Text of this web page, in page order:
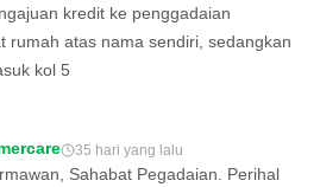
kredit ke penggadaian
rumah atas nama sendiri, sedangkan
kol 5
35 hari yang lalu
Sahabat Pegadaian. Perihal